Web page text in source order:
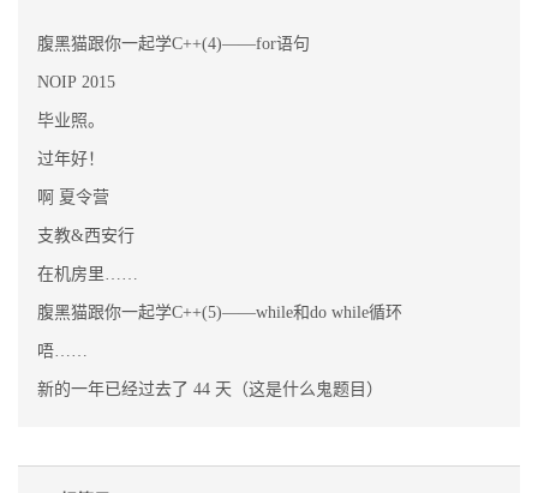
腹黑猫跟你一起学C++(4)——for语句
NOIP 2015
毕业照。
过年好！
啊 夏令营
支教&西安行
在机房里……
腹黑猫跟你一起学C++(5)——while和do while循环
唔……
新的一年已经过去了 44 天（这是什么鬼题目）